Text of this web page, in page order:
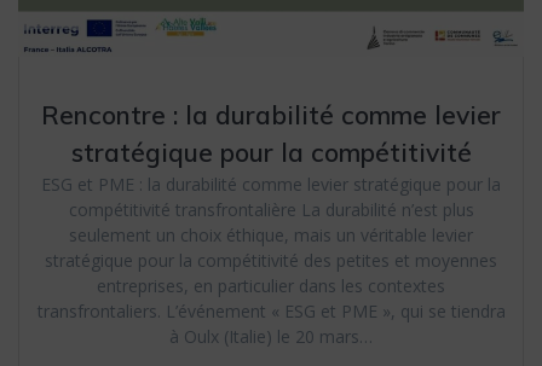
Rencontre : la durabilité comme levier
stratégique pour la compétitivité
ESG et PME : la durabilité comme levier stratégique pour la
compétitivité transfrontalière La durabilité n’est plus
seulement un choix éthique, mais un véritable levier
stratégique pour la compétitivité des petites et moyennes
entreprises, en particulier dans les contextes
transfrontaliers. L’événement « ESG et PME », qui se tiendra
à Oulx (Italie) le 20 mars…